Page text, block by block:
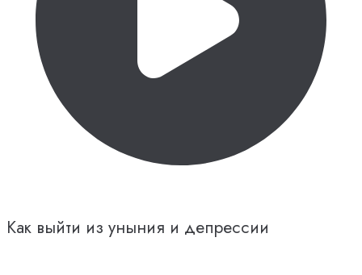
Как выйти из уныния и депрессии